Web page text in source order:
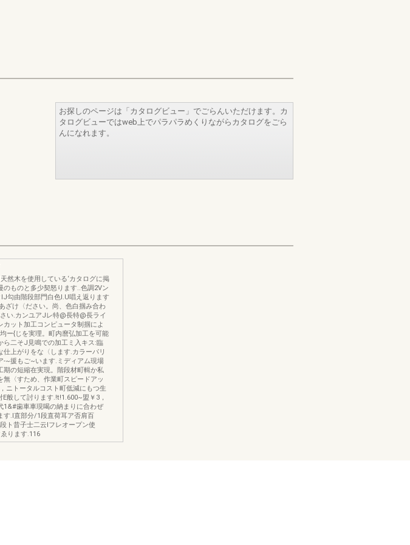
お探しのページは「カタログビュー」でごらんいただけます。カ
タログビューではweb上でパラパラめくりながらカタログをごら
んになれます。
然木を使用している‘カタログに掲
のものと多少契怒ります..色調2Vン
勾由階段部門白色I.U唱え返ります
ざけ〈ださい。尚、色白掴み合わ
い.カンユアJレ特@長特@長ライ
カット加工コンピュータ制掴によ
ー{じを実理。町内麿弘加工を可能
ら二そJ見鳴での加工ミ入キス:臨
上がりをな〈します.カラーパリ
-~援もご~います.ミディアム現場
期の短縮在実現。階段材町輯か私
〈すため、作業町スピードアッ
ニトータルコスト町低減にもつ生
般して討ります.!t!1.600~盟￥3，
1&#歯車車現喝の納まりに合わぜ
す.l直部分/1段直荷耳ア否肩百
ト昔子士二云lフレオープン使
ります.116